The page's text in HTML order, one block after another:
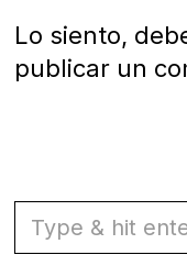
Lo siento,
publicar un